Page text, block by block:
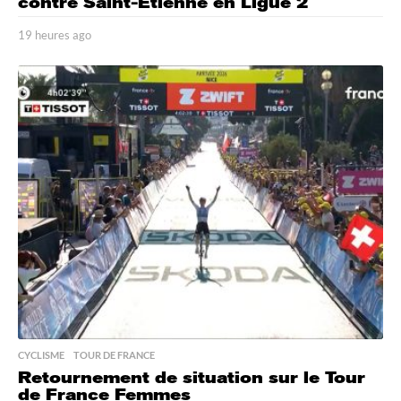
19 heures ago
h
e
u
r
e
a
g
o
CYCLISME ,TOUR DE FRANCE
Retournement de situation sur le Tour
de France Femmes